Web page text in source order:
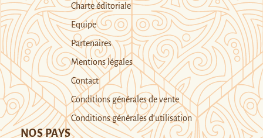
Charte éditoriale
Equipe
Partenaires
Mentions légales
Contact
Conditions générales de vente
Conditions générales d’utilisation
NOS PAYS